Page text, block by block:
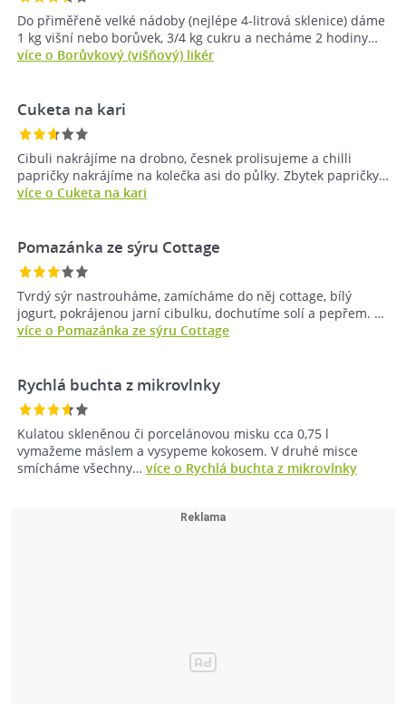
Do přiměřeně velké nádoby (nejlépe 4-litrová sklenice) dáme
1 kg višní nebo borůvek, 3/4 kg cukru a necháme 2 hodiny…
více o Borůvkový (višňový) likér
Cuketa na kari
Cibuli nakrájíme na drobno, česnek prolisujeme a chilli
papričky nakrájíme na kolečka asi do půlky. Zbytek papričky…
více o Cuketa na kari
Pomazánka ze sýru Cottage
Tvrdý sýr nastrouháme, zamícháme do něj cottage, bílý
jogurt, pokrájenou jarní cibulku, dochutíme solí a pepřem. …
více o Pomazánka ze sýru Cottage
Rychlá buchta z mikrovlnky
Kulatou skleněnou či porcelánovou misku cca 0,75 l
vymažeme máslem a vysypeme kokosem. V druhé misce
smícháme všechny… více o Rychlá buchta z mikrovlnky